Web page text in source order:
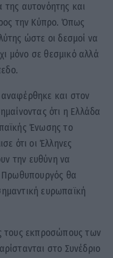
αυτονόητης και
την Κύπρο. Όπως
ώστε οι δεσμοί να
μόνο σε θεσμικό αλλά
και στον
ότι η Ελλάδα
Ένωσης το
ότι οι Έλληνες
την ευθύνη να
Πρωθυπουργός θα
ευρωπαϊκή
τους εκπροσώπους των
στο Συνέδριο